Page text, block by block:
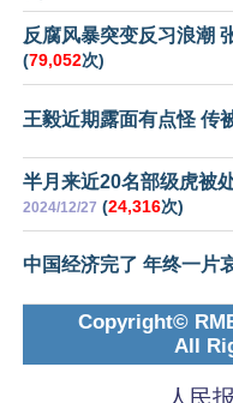
反腐风暴突变反习浪潮
(79,052次)
王毅近期露面有点怪 传
半月来近20名部级虎被
2024/12/27 (24,316次)
中国经济完了 年终一片
Copyright©
All
人民